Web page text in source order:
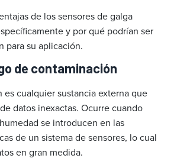
de los sensores de galga
y por qué podrían ser
para su aplicación.
de contaminación
es cualquier sustancia externa que
datos inexactas. Ocurre cuando
se introducen en las
de un sistema de sensores, lo cual
en gran medida.